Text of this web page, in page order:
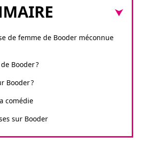
de femme de Booder méconnue
Booder ?
Booder ?
comédie
sur Booder